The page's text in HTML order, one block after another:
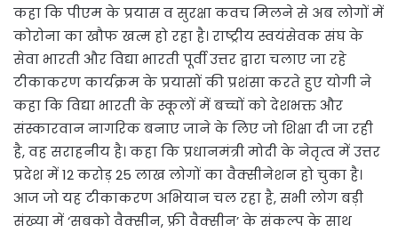
कहा कि पीएम के प्रयास व सुरक्षा कवच मिलने से अब लोगों में
कोरोना का खौफ खत्म हो रहा है। राष्ट्रीय स्वयंसेवक संघ के
सेवा भारती और विद्या भारती पूर्वी उत्तर द्वारा चलाए जा रहे
टीकाकरण कार्यक्रम के प्रयासों की प्रशंसा करते हुए योगी ने
कहा कि विद्या भारती के स्कूलों में बच्चों को देशभक्त और
संस्कारवान नागरिक बनाए जाने के लिए जो शिक्षा दी जा रही
है, वह सराहनीय है। कहा कि प्रधानमंत्री मोदी के नेतृत्व में उत्तर
प्रदेश में 12 करोड़ 25 लाख लोगों का वैक्सीनेशन हो चुका है।
आज जो यह टीकाकरण अभियान चल रहा है, सभी लोग बड़ी
संख्या में ‘सबको वैक्सीन, फ्री वैक्सीन’ के संकल्प के साथ